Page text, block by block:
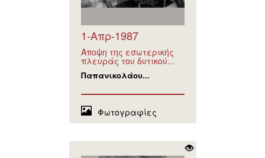
1-Απρ-1987
Άποψη της εσωτερικής
πλευράς του δυτικού...
Παπανικολάου...
Φωτογραφίες